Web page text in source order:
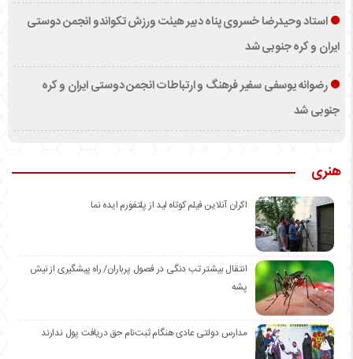
استاد وحیدرضا خسروی پناه دبیر هیئت ورزش تکواندو انجمن دوستی
ایران و کره جنوبی شد
رضوانه یوسفی سفیر فرهنگ و ارتباطات انجمن دوستی ایران و کره
جنوبی شد
هنری
اکران آنلاین فیلم کوتاه لید از پلتفورم ایده نما
انتقال بیشتر تب دنگی در فصول پرباران/ راه پیشگیری از نیش
پشه
مدارس دولتی عادی هنگام ثبت‌نام حق دریافت پول ندارند